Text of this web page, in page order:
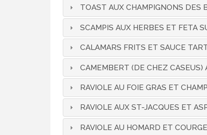
TOAST AUX CHAMPIGNONS DES
SCAMPIS AUX HERBES ET FETA
CALAMARS FRITS ET SAUCE
CAMEMBERT (DE CHEZ CASEUS)
RAVIOLE AU FOIE GRAS ET
RAVIOLE AUX ST-JACQUES ET
RAVIOLE AU HOMARD ET